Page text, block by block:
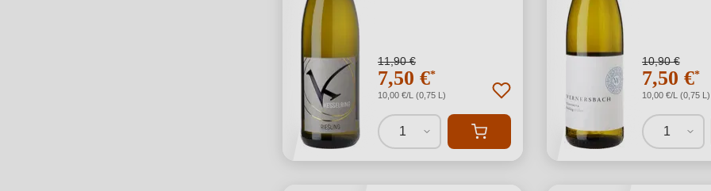
11,90 €
7,50 €*
10,00 €/L (0,75 L)
1
10,90 €
7,50 €*
10,00 €/L (0,75 L)
1